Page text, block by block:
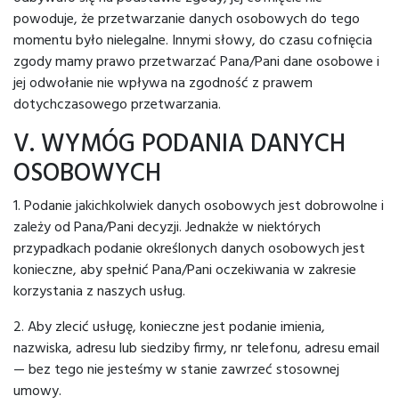
powoduje, że przetwarzanie danych osobowych do tego
momentu było nielegalne. Innymi słowy, do czasu cofnięcia
zgody mamy prawo przetwarzać Pana/Pani dane osobowe i
jej odwołanie nie wpływa na zgodność z prawem
dotychczasowego przetwarzania.
V. WYMÓG PODANIA DANYCH
OSOBOWYCH
1. Podanie jakichkolwiek danych osobowych jest dobrowolne i
zależy od Pana/Pani decyzji. Jednakże w niektórych
przypadkach podanie określonych danych osobowych jest
konieczne, aby spełnić Pana/Pani oczekiwania w zakresie
korzystania z naszych usług.
2. Aby zlecić usługę, konieczne jest podanie imienia,
nazwiska, adresu lub siedziby firmy, nr telefonu, adresu email
— bez tego nie jesteśmy w stanie zawrzeć stosownej
umowy.